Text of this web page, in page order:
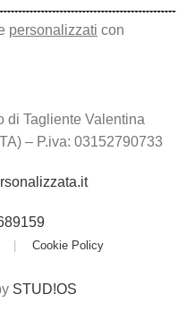
personalizzati con
di Tagliente Valentina
– P.iva: 03152790733
| Cookie Policy
STUD!OS